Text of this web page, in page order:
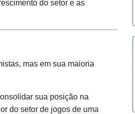
do setor e as
mas em sua maioria
sua posição na
do setor de jogos de uma